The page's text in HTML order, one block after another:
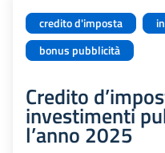
credito d'imposta
bonus pubblicità
Credito
investimenti
l’anno 2025